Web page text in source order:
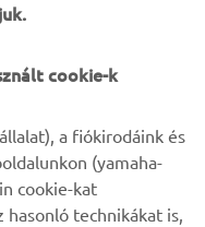
designed and
sports, fishing and
pumping in
cookie-k
a fiókirodáink és
(yamaha-
cookie-kat
hasonló technikákat is,